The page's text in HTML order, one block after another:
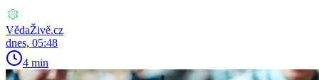
VědaŽivě.cz
dnes, 05:48
4 min